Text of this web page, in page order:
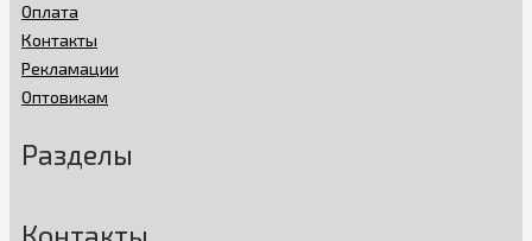
Оплата
Контакты
Рекламации
Оптовикам
Разделы